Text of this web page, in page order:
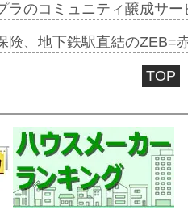
ラのコミュニティ醸成サ
険、地下鉄駅直結のZEB=
TOP